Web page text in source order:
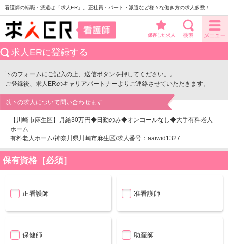
看護師の転職・派遣は「求人ER」。正社員・パート・派遣など様々な働き方の求人多数！
保存した求人
求人ERに登録する
下のフォームにご記入の上、送信ボタンを押してください。。
ご登録後、求人ERのキャリアパートナーよりご連絡させていただきます。
以下の求人について問い合わせます
【川崎市麻生区】月給30万円◆日勤のみ◆オンコールなし◆大手有料老人
ホーム
有料老人ホーム/神奈川県川崎市麻生区/求人番号：aaiwid1327
保有資格［必須］
正看護師 准看護師
保健師 助産師